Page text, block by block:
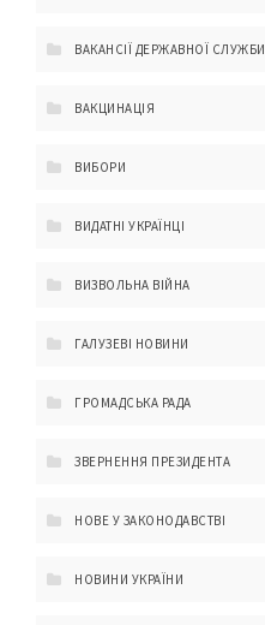
ВАКАНСІЇ ДЕРЖАВНОЇ СЛУЖБИ
ВАКЦИНАЦІЯ
ВИБОРИ
ВИДАТНІ УКРАЇНЦІ
ВИЗВОЛЬНА ВІЙНА
ГАЛУЗЕВІ НОВИНИ
ГРОМАДСЬКА РАДА
ЗВЕРНЕННЯ ПРЕЗИДЕНТА
НОВЕ У ЗАКОНОДАВСТВІ
НОВИНИ УКРАЇНИ